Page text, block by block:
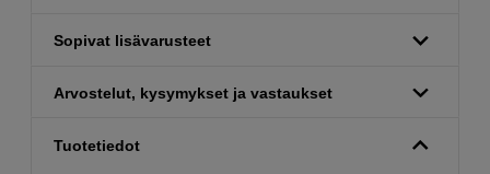
Sopivat lisävarusteet
Arvostelut, kysymykset ja vastaukset
Tuotetiedot